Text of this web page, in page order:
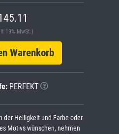
19% MwSt.)
Warenkorb
PERFEKT
der Helligkeit und Farbe oder
Motivs wünschen, nehmen